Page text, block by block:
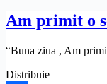
cu
fără
Am primit o
“Buna ziua , Am
Distribuie